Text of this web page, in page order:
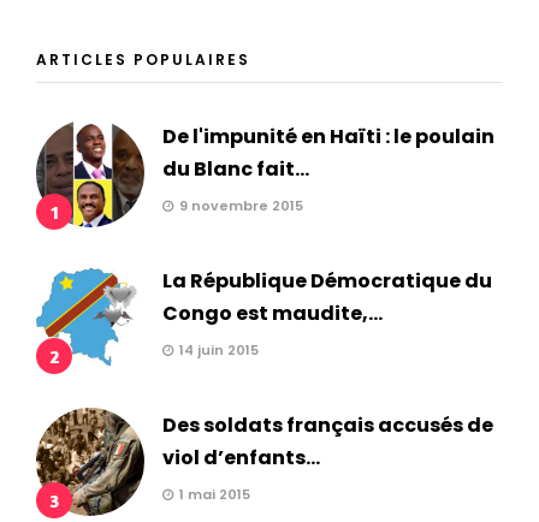
ARTICLES POPULAIRES
1
De l'impunité en Haïti : le poulain
du Blanc fait...
9 novembre 2015
2
La République Démocratique du
Congo est maudite,...
14 juin 2015
3
Des soldats français accusés de
viol d’enfants...
1 mai 2015